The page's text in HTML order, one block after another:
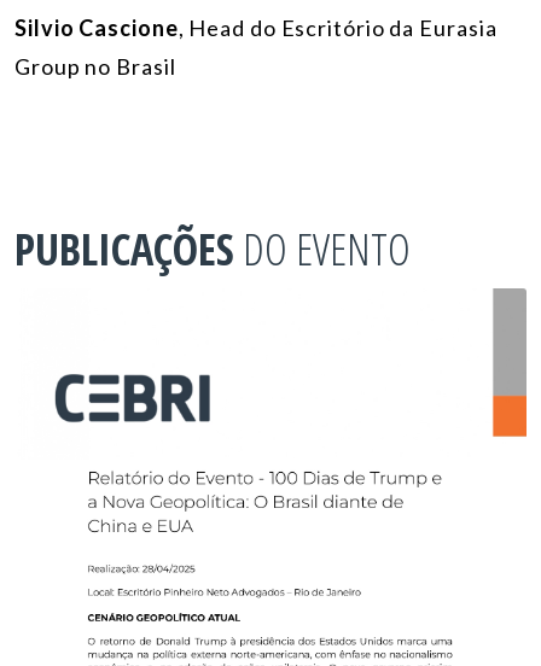
Silvio Cascione, Head do Escritório da Eurasia
Group no Brasil
PUBLICAÇÕES DO EVENTO